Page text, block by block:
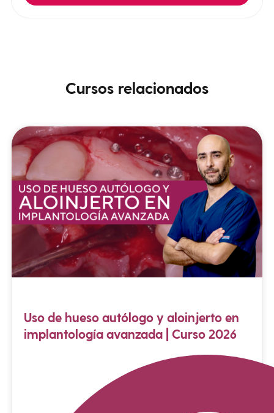
Cursos relacionados
Uso de hueso autólogo y aloinjerto en
implantología avanzada | Curso 2026